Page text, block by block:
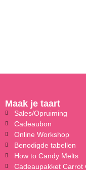
Maak je taart
Sales/Opruiming
Cadeaubon
Online Workshop
Benodigde tabellen
How to Candy Melts
Cadeaupakket Carrot